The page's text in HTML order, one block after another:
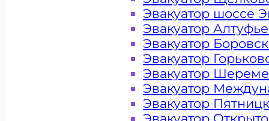
Эвакуатор шоссе
Эвакуатор
Эвакуатор
Эвакуатор
Эвакуатор
Эвакуатор
Эвакуатор